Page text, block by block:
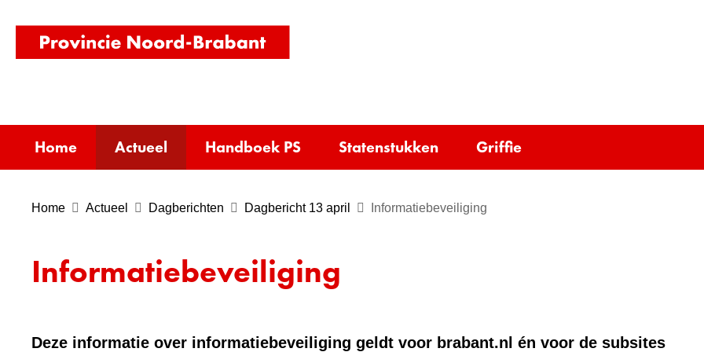
homepage)
Home Actueel Handboek PS Statenstukken Griffie
Home Actueel Dagberichten Dagbericht 13 april Informatiebeveiliging
Informatiebeveiliging
Deze informatie over informatiebeveiliging geldt voor brabant.nl én voor de subsites